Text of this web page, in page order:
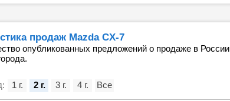
продаж Mazda CX-7
опубликованных предложений о продаже в России
1 г. 2 г. 3 г. 4 г. Все